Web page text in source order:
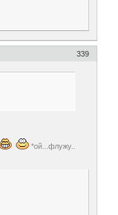
339
*ой...флужу..